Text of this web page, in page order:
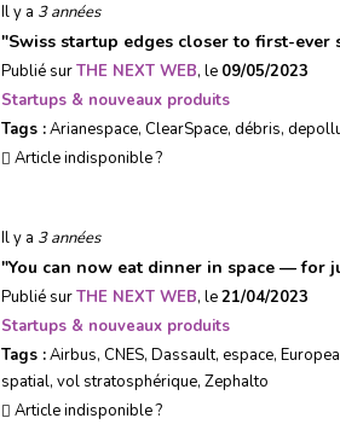
Il y a 3 années
"Swiss startup edges closer to first-ever
Publié surTHE NEXT WEB, le 09/05/2023
Startups & nouveaux produits
Tags :Arianespace, ClearSpace, débris,
Article indisponible ?
Il y a 3 années
"You can now eat dinner in space — for
Publié surTHE NEXT WEB, le21/04/2023
Startups & nouveaux produits
Tags :Airbus, CNES, Dassault, espace,
spatial, vol stratosphérique, Zephalto
Article indisponible ?